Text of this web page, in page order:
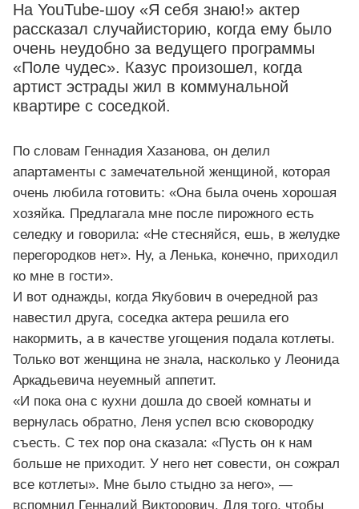
На YouTube-шоу «Я себя знаю!» актер
рассказал случайисторию, когда ему было
очень неудобно за ведущего программы
«Поле чудес». Казус произошел, когда
артист эстрады жил в коммунальной
квартире с соседкой.
По словам Геннадия Хазанова, он делил
апартаменты с замечательной женщиной, которая
очень любила готовить: «Она была очень хорошая
хозяйка. Предлагала мне после пирожного есть
селедку и говорила: «Не стесняйся, ешь, в желудке
перегородков нет». Ну, а Ленька, конечно, приходил
ко мне в гости».
И вот однажды, когда Якубович в очередной раз
навестил друга, соседка актера решила его
накормить, а в качестве угощения подала котлеты.
Только вот женщина не знала, насколько у Леонида
Аркадьевича неуемный аппетит.
«И пока она с кухни дошла до своей комнаты и
вернулась обратно, Леня успел всю сковородку
съесть. С тех пор она сказала: «Пусть он к нам
больше не приходит. У него нет совести, он сожрал
все котлеты». Мне было стыдно за него», —
вспомнил Геннадий Викторович. Для того, чтобы